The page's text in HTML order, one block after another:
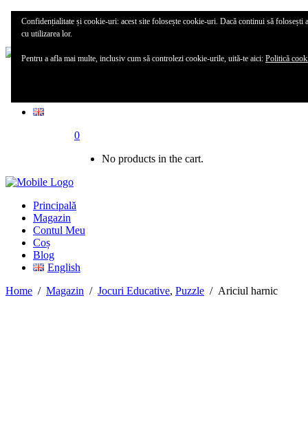
Principală
Magazin
0
No products in the cart.
Principală
Magazin
Contul Meu
Coș
Blog
English
Home / Magazin / Jocuri Educative, Puzzle / Ariciul harnic
Confidențialitate și cookie-uri: acest site folosește cookie-uri. Dacă continui să folosești
cu utilizarea lor.
Pentru a afla mai multe, inclusiv cum să controlezi cookie-urile, uită-te aici: Politică